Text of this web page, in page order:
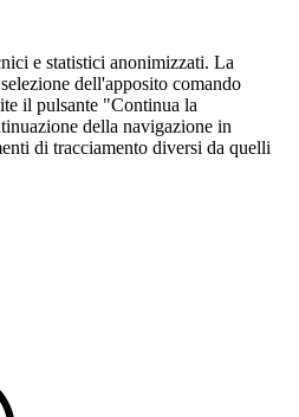
e statistici anonimizzati. La
dell'apposito comando
il pulsante "Continua la
della navigazione in
di tracciamento diversi da quelli